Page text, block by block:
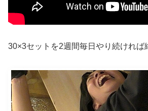
30×3セットを2週間毎日やり続ければ